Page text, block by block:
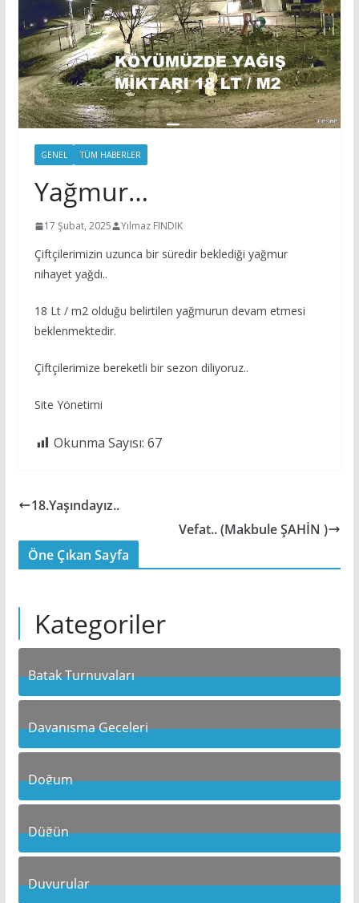
GENEL TÜM HABERLER
Yağmur…
17 Şubat, 2025 Yılmaz FINDIK
Çiftçilerimizin uzunca bir süredir beklediği yağmur
nihayet yağdı..
18 Lt / m2 olduğu belirtilen yağmurun devam etmesi
beklenmektedir.
Çiftçilerimize bereketli bir sezon diliyoruz..
Site Yönetimi
Okunma Sayısı: 67
18.Yaşındayız..
Vefat.. (Makbule ŞAHİN )
Öne Çıkan Sayfa
Kategoriler
Batak Turnuvaları
10Posts
Dayanışma Geceleri
19Posts
Doğum
10Posts
Düğün
10Posts
Duyurular